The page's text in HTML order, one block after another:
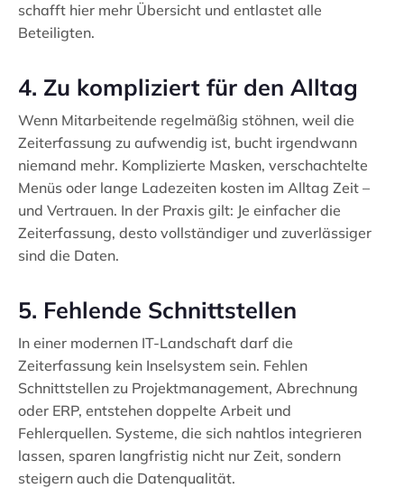
schafft hier mehr Übersicht und entlastet alle
Beteiligten.
4. Zu kompliziert für den Alltag
Wenn Mitarbeitende regelmäßig stöhnen, weil die
Zeiterfassung zu aufwendig ist, bucht irgendwann
niemand mehr. Komplizierte Masken, verschachtelte
Menüs oder lange Ladezeiten kosten im Alltag Zeit –
und Vertrauen. In der Praxis gilt: Je einfacher die
Zeiterfassung, desto vollständiger und zuverlässiger
sind die Daten.
5. Fehlende Schnittstellen
In einer modernen IT-Landschaft darf die
Zeiterfassung kein Inselsystem sein. Fehlen
Schnittstellen zu Projektmanagement, Abrechnung
oder ERP, entstehen doppelte Arbeit und
Fehlerquellen. Systeme, die sich nahtlos integrieren
lassen, sparen langfristig nicht nur Zeit, sondern
steigern auch die Datenqualität.